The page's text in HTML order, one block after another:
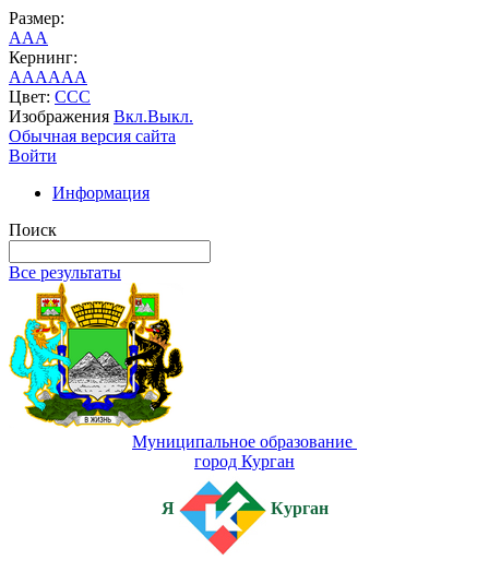
Размер:
AAA
Кернинг:
AAAAAA
Цвет: CCC
Изображения Вкл.Выкл.
Обычная версия сайта
Войти
Информация
Поиск
Все результаты
Муниципальное образование
город Курган
Я Курган